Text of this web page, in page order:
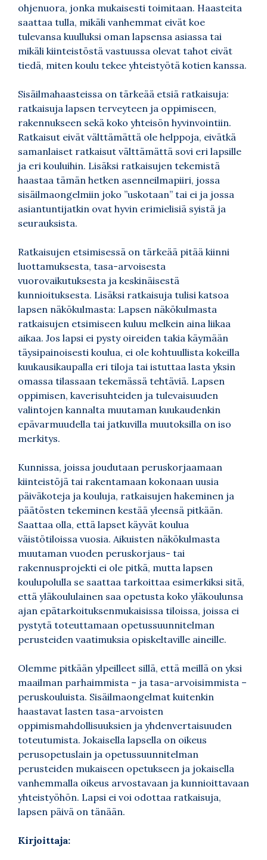
ohjenuora, jonka mukaisesti toimitaan. Haasteita
saattaa tulla, mikäli vanhemmat eivät koe
tulevansa kuulluksi oman lapsensa asiassa tai
mikäli kiinteistöstä vastuussa olevat tahot eivät
tiedä, miten koulu tekee yhteistyötä kotien kanssa.
Sisäilmahaasteissa on tärkeää etsiä ratkaisuja:
ratkaisuja lapsen terveyteen ja oppimiseen,
rakennukseen sekä koko yhteisön hyvinvointiin.
Ratkaisut eivät välttämättä ole helppoja, eivätkä
samanlaiset ratkaisut välttämättä sovi eri lapsille
ja eri kouluihin. Lisäksi ratkaisujen tekemistä
haastaa tämän hetken asenneilmapiiri, jossa
sisäilmaongelmiin joko ”uskotaan” tai ei ja jossa
asiantuntijatkin ovat hyvin erimielisiä syistä ja
seurauksista.
Ratkaisujen etsimisessä on tärkeää pitää kiinni
luottamuksesta, tasa-arvoisesta
vuorovaikutuksesta ja keskinäisestä
kunnioituksesta. Lisäksi ratkaisuja tulisi katsoa
lapsen näkökulmasta: Lapsen näkökulmasta
ratkaisujen etsimiseen kuluu melkein aina liikaa
aikaa. Jos lapsi ei pysty oireiden takia käymään
täysipainoisesti koulua, ei ole kohtuullista kokeilla
kuukausikaupalla eri tiloja tai istuttaa lasta yksin
omassa tilassaan tekemässä tehtäviä. Lapsen
oppimisen, kaverisuhteiden ja tulevaisuuden
valintojen kannalta muutaman kuukaudenkin
epävarmuudella tai jatkuvilla muutoksilla on iso
merkitys.
Kunnissa, joissa joudutaan peruskorjaamaan
kiinteistöjä tai rakentamaan kokonaan uusia
päiväkoteja ja kouluja, ratkaisujen hakeminen ja
päätösten tekeminen kestää yleensä pitkään.
Saattaa olla, että lapset käyvät koulua
väistötiloissa vuosia. Aikuisten näkökulmasta
muutaman vuoden peruskorjaus- tai
rakennusprojekti ei ole pitkä, mutta lapsen
koulupolulla se saattaa tarkoittaa esimerkiksi sitä,
että yläkoululainen saa opetusta koko yläkoulunsa
ajan epätarkoituksenmukaisissa tiloissa, joissa ei
pystytä toteuttamaan opetussuunnitelman
perusteiden vaatimuksia opiskeltaville aineille.
Olemme pitkään ylpeilleet sillä, että meillä on yksi
maailman parhaimmista – ja tasa-arvoisimmista –
peruskouluista. Sisäilmaongelmat kuitenkin
haastavat lasten tasa-arvoisten
oppimismahdollisuuksien ja yhdenvertaisuuden
toteutumista. Jokaisella lapsella on oikeus
perusopetuslain ja opetussuunnitelman
perusteiden mukaiseen opetukseen ja jokaisella
vanhemmalla oikeus arvostavaan ja kunnioittavaan
yhteistyöhön. Lapsi ei voi odottaa ratkaisuja,
lapsen päivä on tänään.
Kirjoittaja: